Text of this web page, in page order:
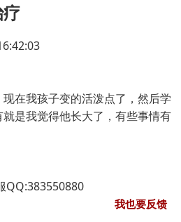
在我孩子变的活泼点了，然后学
是我觉得他长大了，有些事情有
QQ:383550880
我也要反馈